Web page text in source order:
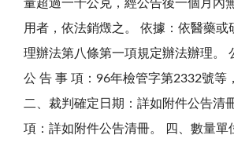
量超過一千公克，經公告後一個月內
用者，依法銷燬之。 依據：依醫藥或
理辦法第八條第一項規定辦法辦理。
公 告 事 項：96年檢管字第2332號等
二、裁判確定日期：詳如附件公告清
項：詳如附件公告清冊。 四、數量單